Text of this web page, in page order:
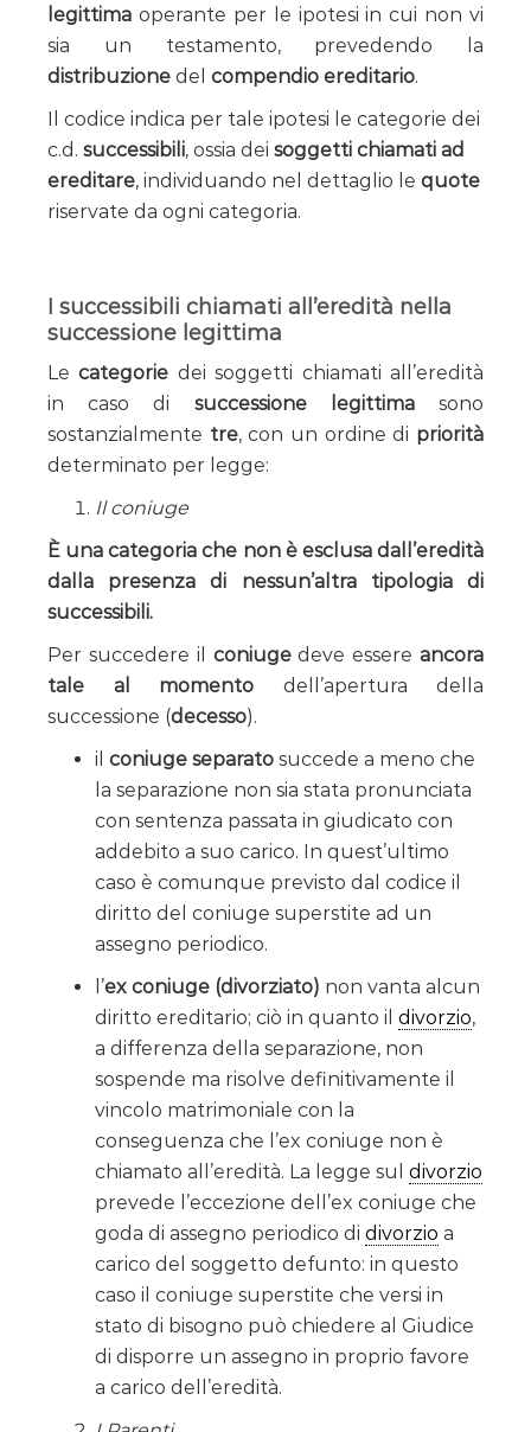
legittima operante per le ipotesi in cui non vi
sia un testamento, prevedendo la
distribuzione del compendio ereditario.
Il codice indica per tale ipotesi le categorie dei
c.d. successibili, ossia dei soggetti chiamati ad
ereditare, individuando nel dettaglio le quote
riservate da ogni categoria.
I successibili chiamati all’eredità nella
successione legittima
Lecategorie dei soggetti chiamati all’eredità
in caso di successione legittimasono
sostanzialmente tre, con un ordine di priorità
determinato per legge:
Il coniuge
È una categoria che non è esclusa dall’eredità
dalla presenza di nessun’altra tipologia di
successibili.
Per succedere il coniugedeve essere ancora
tale al momento dell’apertura della
successione (decesso).
il coniuge separato succede a meno che
la separazione non sia stata pronunciata
con sentenza passata in giudicato con
addebito a suo carico. In quest’ultimo
caso è comunque previsto dal codice il
diritto del coniuge superstite ad un
assegno periodico.
l’ex coniuge (divorziato) non vanta alcun
diritto ereditario; ciò in quanto il divorzio,
a differenza della separazione, non
sospende ma risolve definitivamente il
vincolo matrimoniale con la
conseguenza che l’ex coniuge non è
chiamato all’eredità. La legge sul divorzio
prevede l’eccezione dell’ex coniuge che
goda di assegno periodico di divorzio a
carico del soggetto defunto: in questo
caso il coniuge superstite che versi in
stato di bisogno può chiedere al Giudice
di disporre un assegno in proprio favore
a carico dell’eredità.